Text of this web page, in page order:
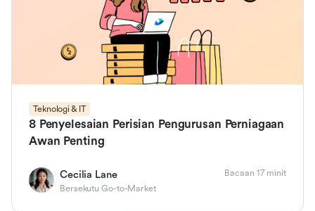
Teknologi & IT
8 Penyelesaian Perisian Pengurusan Perniagaan
Awan Penting
Cecilia Lane
Bersekutu Go-to-Market
Bacaan 17 minit